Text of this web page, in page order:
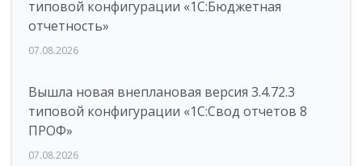
типовой конфигурации «1C:Бюджетная
отчетность»
07.08.2026
Вышла новая внеплановая версия 3.4.72.3
типовой конфигурации «1C:Свод отчетов 8
ПРОФ»
07.08.2026